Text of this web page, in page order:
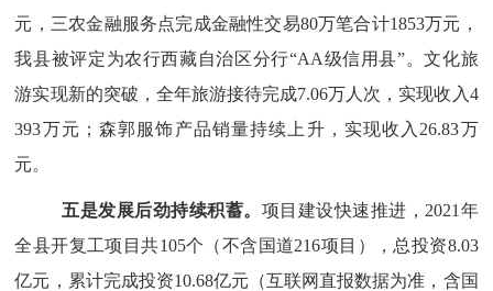
元，三农金融服务点完成金融性交易80万笔合计1853万元，
我县被评定为农行西藏自治区分行“AA级信用县”。文化旅
游实现新的突破，全年旅游接待完成7.06万人次，实现收入4
393万元 ；森郭服饰产品销量持续上升， 实现收入 26.83万
元。
五是发展后劲持续积蓄。 项目建设快速推进， 2021年
全县开复工项目共105个（不含国道216项目），总投资8.03
亿元，累计完成投资10.68亿元（互联网直报数据为准，含国